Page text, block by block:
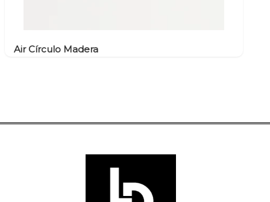
Air Círculo Madera